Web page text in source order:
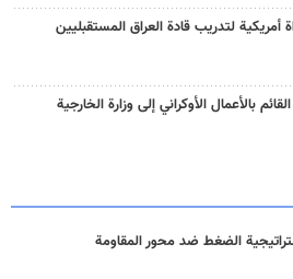
أمريكية لتدريب قادة العراق المستقبليين
بالأعمال الأوكراني إلى وزارة الخارجية
الضغط ضد محور المقاومة